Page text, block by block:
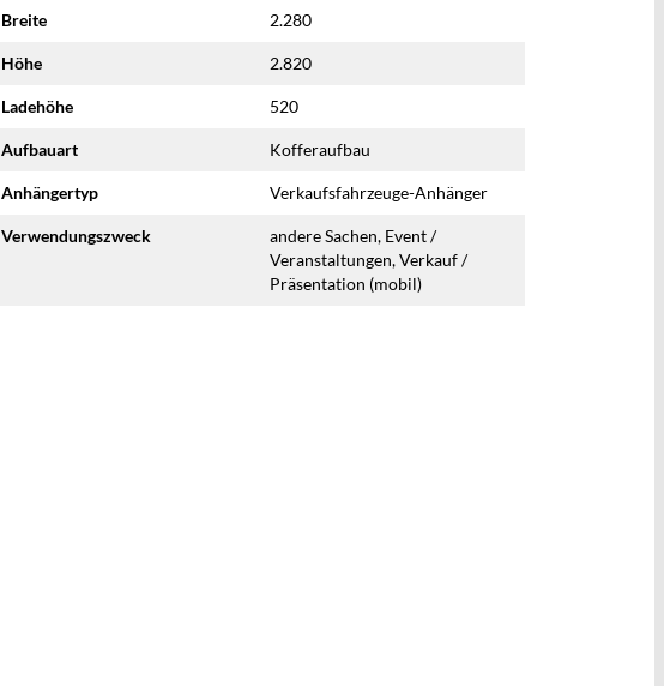
Breite 2.280
Höhe 2.820
Ladehöhe 520
Aufbauart Kofferaufbau
Anhängertyp Verkaufsfahrzeuge-Anhänger
Verwendungszweck
andere Sachen, Event /
Veranstaltungen, Verkauf /
Präsentation (mobil)